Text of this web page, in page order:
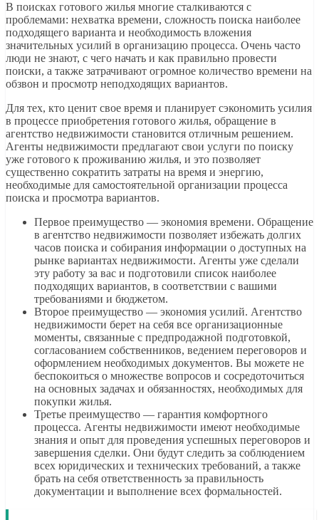
В поисках готового жилья многие сталкиваются с
проблемами: нехватка времени, сложность поиска наиболее
подходящего варианта и необходимость вложения
значительных усилий в организацию процесса. Очень часто
люди не знают, с чего начать и как правильно провести
поиски, а также затрачивают огромное количество времени на
обзвон и просмотр неподходящих вариантов.
Для тех, кто ценит свое время и планирует сэкономить усилия
в процессе приобретения готового жилья, обращение в
агентство недвижимости становится отличным решением.
Агенты недвижимости предлагают свои услуги по поиску
уже готового к проживанию жилья, и это позволяет
существенно сократить затраты на время и энергию,
необходимые для самостоятельной организации процесса
поиска и просмотра вариантов.
Первое преимущество — экономия времени. Обращение
в агентство недвижимости позволяет избежать долгих
часов поиска и собирания информации о доступных на
рынке вариантах недвижимости. Агенты уже сделали
эту работу за вас и подготовили список наиболее
подходящих вариантов, в соответствии с вашими
требованиями и бюджетом.
Второе преимущество — экономия усилий. Агентство
недвижимости берет на себя все организационные
моменты, связанные с предпродажной подготовкой,
согласованием собственников, ведением переговоров и
оформлением необходимых документов. Вы можете не
беспокоиться о множестве вопросов и сосредоточиться
на основных задачах и обязанностях, необходимых для
покупки жилья.
Третье преимущество — гарантия комфортного
процесса. Агенты недвижимости имеют необходимые
знания и опыт для проведения успешных переговоров и
завершения сделки. Они будут следить за соблюдением
всех юридических и технических требований, а также
брать на себя ответственность за правильность
документации и выполнение всех формальностей.